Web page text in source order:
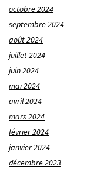
octobre 2024
septembre 2024
août 2024
juillet 2024
juin 2024
mai 2024
avril 2024
mars 2024
février 2024
janvier 2024
décembre 2023